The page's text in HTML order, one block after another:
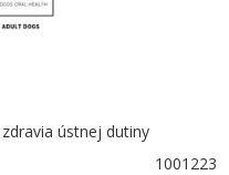
ústnej dutiny
1001223